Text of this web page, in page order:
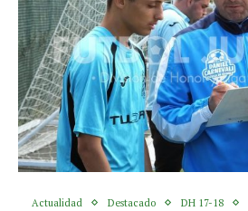
Actualidad Destacado DH 17-18